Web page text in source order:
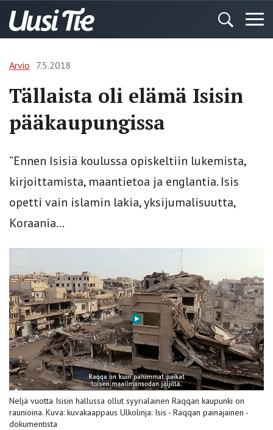
Arvio 7.5.2018
Tällaista oli elämä Isisin
pääkaupungissa
”Ennen Isisiä koulussa opiskeltiin lukemista,
kirjoittamista, maantietoa ja englantia. Isis
opetti vain islamin lakia, yksijumalisuutta,
Koraania…
Neljä vuotta Isisin hallussa ollut syyrialainen Raqqan kaupunki on
raunioina. Kuva: kuvakaappaus Ulkolinja: Isis - Raqqan painajainen -
dokumentista